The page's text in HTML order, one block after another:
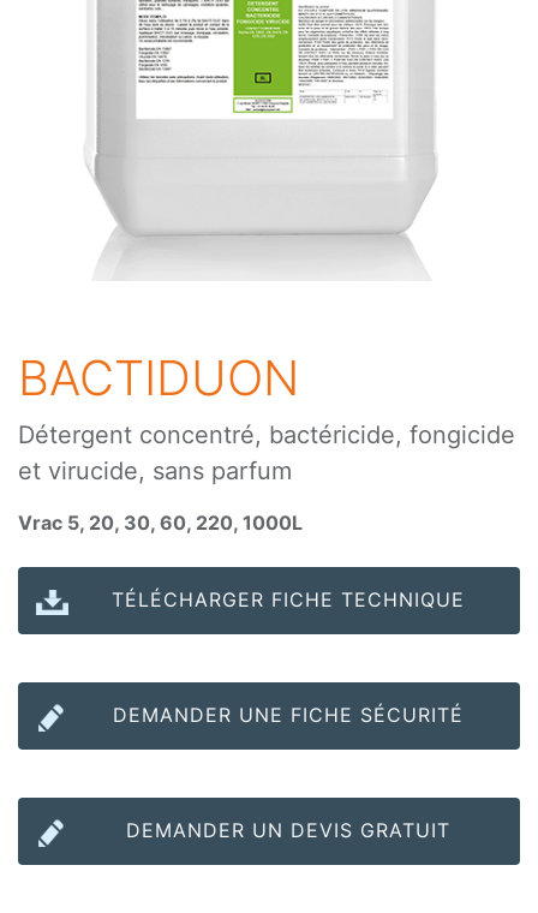
BACTIDUON
Détergent concentré, bactéricide, fongicide
et virucide, sans parfum
Vrac 5, 20, 30, 60, 220, 1000L
TÉLÉCHARGER FICHE TECHNIQUE
DEMANDER UNE FICHE SÉCURITÉ
DEMANDER UN DEVIS GRATUIT